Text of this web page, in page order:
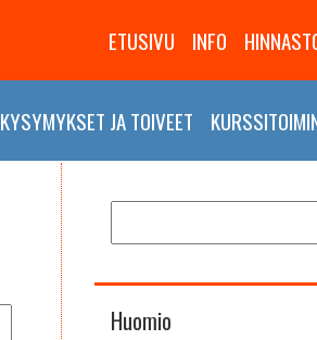
ETUSIVU INFO
KYSYMYKSET JA TOIVEET
Huomio